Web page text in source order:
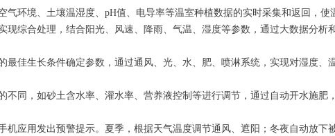
环境、土壤温湿度、pH值、电导率等温室种植数据的实时采集和返回，使
综合处理，结合阳光、风速、降雨、气温、湿度等参数，通过大数据分析
佳生长条件确定参数，通过通风、光、水、肥、喷淋系统，实现对湿度、
同，如砂土含水率、灌水率、营养液控制等进行调节，通过自动开水施肥
应用发出预警提示。夏季，根据天气温度调节通风、遮阳；冬夜自动放下